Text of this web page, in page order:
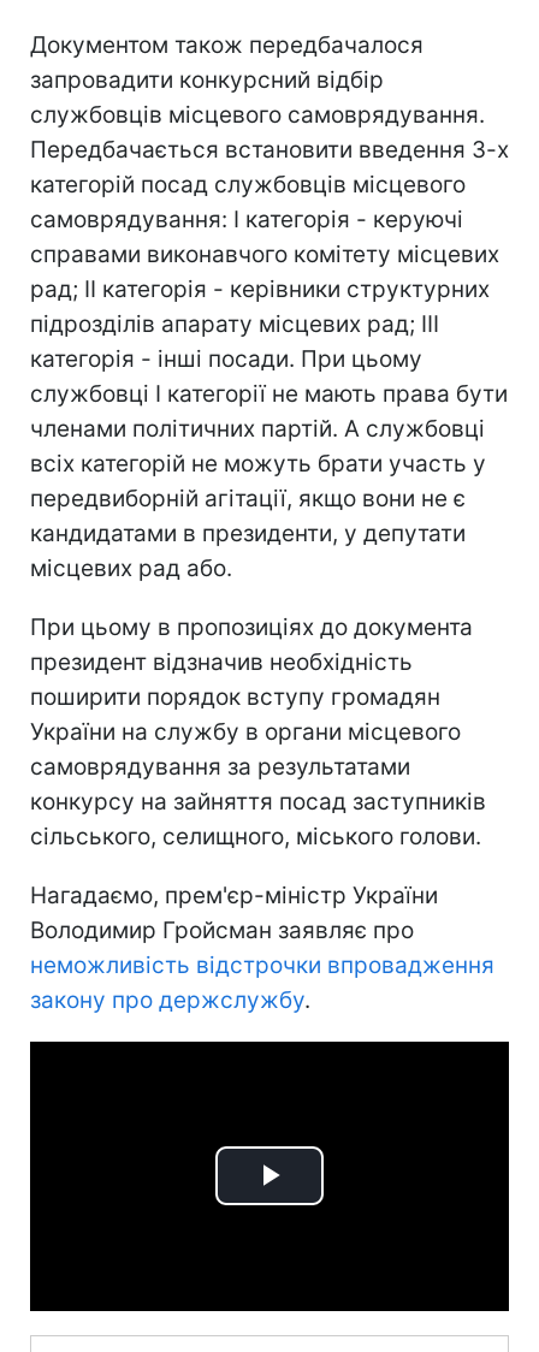
Документом також передбачалося
запровадити конкурсний відбір
службовців місцевого самоврядування.
Передбачається встановити введення 3-х
категорій посад службовців місцевого
самоврядування: I категорія - керуючі
справами виконавчого комітету місцевих
рад; II категорія - керівники структурних
підрозділів апарату місцевих рад; III
категорія - інші посади. При цьому
службовці I категорії не мають права бути
членами політичних партій. А службовці
всіх категорій не можуть брати участь у
передвиборній агітації, якщо вони не є
кандидатами в президенти, у депутати
місцевих рад або.
При цьому в пропозиціях до документа
президент відзначив необхідність
поширити порядок вступу громадян
України на службу в органи місцевого
самоврядування за результатами
конкурсу на зайняття посад заступників
сільського, селищного, міського голови.
Нагадаємо, прем'єр-міністр України
Володимир Гройсман заявляє про
неможливість відстрочки впровадження
закону про держслужбу.
Play